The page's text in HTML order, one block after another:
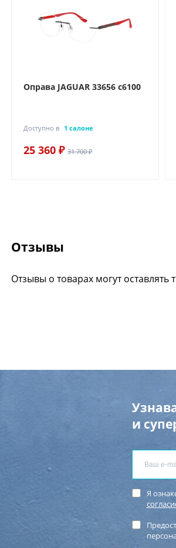
Оправа JAGUAR 33656 c6100
Доступно в 1 салоне
25 360 ₽ 31 700 ₽
Отзывы
Отзывы о товарах могут
и
Я